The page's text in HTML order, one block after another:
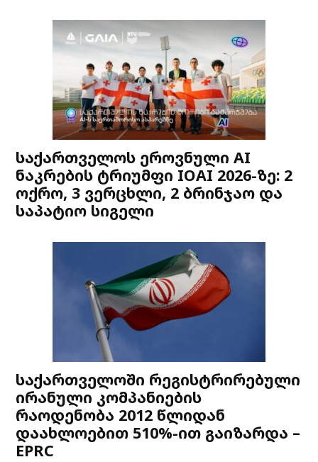
საქართველოს ეროვნული AI
ნაკრების ტრიუმფი IOAI 2026-ზე: 2
ოქრო, 3 ვერცხლი, 2 ბრინჯაო და
საპატიო სიგელი
საქართველოში რეგისტრირებული
ირანული კომპანიების
რაოდენობა 2012 წლიდან
დაახლოებით 510%-ით გაიზარდა –
EPRC